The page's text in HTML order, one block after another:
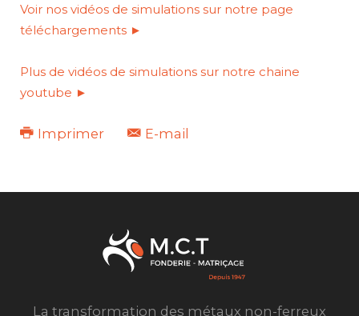
Voir nos vidéos de simulations sur notre page
téléchargements ►
Plus de vidéos de simulations sur notre chaine
youtube ►
Imprimer E-mail
La transformation des métaux non-ferreux